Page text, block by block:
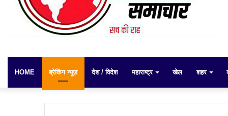
HOME ब्रेकिंग न्यूज़ देश / विदेश महाराष्ट्र खेल शहर